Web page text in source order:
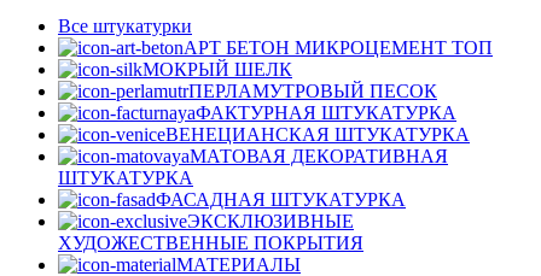
Все штукатурки
АРТ БЕТОН МИКРОЦЕМЕНТ ТОП
МОКРЫЙ ШЕЛК
ПЕРЛАМУТРОВЫЙ ПЕСОК
ФАКТУРНАЯ ШТУКАТУРКА
ВЕНЕЦИАНСКАЯ ШТУКАТУРКА
МАТОВАЯ ДЕКОРАТИВНАЯ
ШТУКАТУРКА
ФАСАДНАЯ ШТУКАТУРКА
ЭКСКЛЮЗИВНЫЕ
ХУДОЖЕСТВЕННЫЕ ПОКРЫТИЯ
МАТЕРИАЛЫ